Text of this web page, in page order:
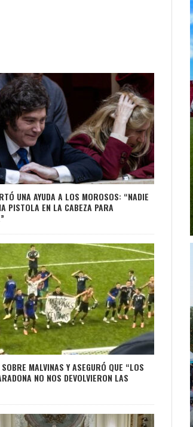
UNA AYUDA A LOS MOROSOS: “NADIE
PISTOLA EN LA CABEZA PARA
MALVINAS Y ASEGURÓ QUE “LOS
NO NOS DEVOLVIERON LAS